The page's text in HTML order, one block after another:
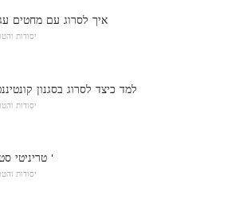
איך לסרוג עם מחטים
יסודות
למד כיצד לסרוג בסגנון
יסודות
טריניטי סטיץ '
יסודות